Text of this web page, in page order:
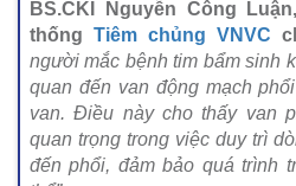
BS.CKI Nguyễn Công
thống Tiêm chủng VNVC
người mắc bệnh tim bẩm sinh
quan đến van động mạch
van. Điều này cho thấy van
quan trọng trong việc duy trì
đến phổi, đảm bảo quá trình